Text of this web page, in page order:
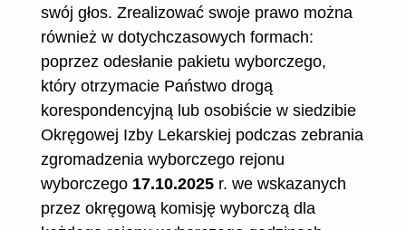
swój głos. Zrealizować swoje prawo można
również w dotychczasowych formach:
poprzez odesłanie pakietu wyborczego,
który otrzymacie Państwo drogą
korespondencyjną lub osobiście w siedzibie
Okręgowej Izby Lekarskiej podczas zebrania
zgromadzenia wyborczego rejonu
wyborczego 17.10.2025r. we wskazanych
przez okręgową komisję wyborczą dla